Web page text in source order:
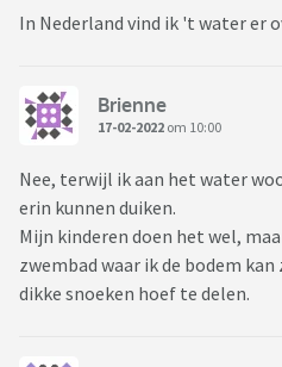
In Nederland vind ik 't water er
Brienne
17-02-2022 om 10:00
Nee, terwijl ik aan het water
erin kunnen duiken.
Mijn kinderen doen het wel,
zwembad waar ik de bodem
dikke snoeken hoef te delen.